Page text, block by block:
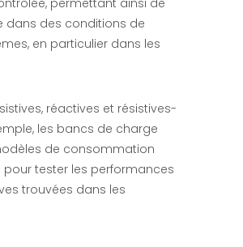
dans des conditions de
en particulier dans les
réactives et résistives-
les bancs de charge
de consommation
pour tester les performances
trouvées dans les